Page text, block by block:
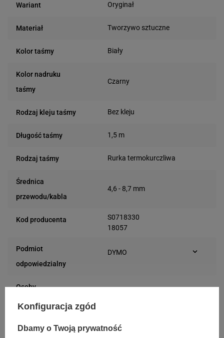
Wariant Oryginał
Materiał Tworzywo sztuczne
Kolor taśmy Biały
Kolor nadruku
taśmy
Czarny
Rodzaj kleju taśmy Bez kleju
Długość taśmy 1,5 m
Rodzaj taśmy Rurka termokurczliwa
Średnica
przewodu/kabla
4,6 - 8,7 mm
Kod producenta
S0718330
18057
Podmiot
odpowiedzialny
DYMO
Osoby
odpowiedzialne
Konfiguracja zgód
Dbamy o Twoją prywatność